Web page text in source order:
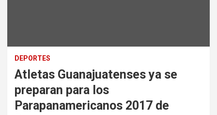
DEPORTES
Atletas Guanajuatenses ya se
preparan para los
Parapanamericanos 2017 de